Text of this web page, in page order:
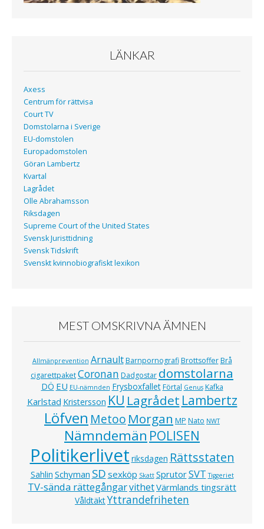
LÄNKAR
Axess
Centrum för rättvisa
Court TV
Domstolarna i Sverige
EU-domstolen
Europadomstolen
Göran Lambertz
Kvartal
Lagrådet
Olle Abrahamsson
Riksdagen
Supreme Court of the United States
Svensk Juristtidning
Svensk Tidskrift
Svenskt kvinnobiografiskt lexikon
MEST OMSKRIVNA ÄMNEN
Allmänprevention Arnault Barnpornografi Brottsoffer Brå
cigarettpaketCoronan Dadgostar domstolarna
DÖ EU EU-nämnden Frysboxfallet Förtal Genus Kafka
Karlstad Kristersson KU Lagrådet Lambertz
Löfven Metoo Morgan MP Nato NWT
Nämndemän POLISEN
Politikerlivet riksdagen Rättsstaten
Sahlin Schyman SD sexköp Skatt SprutorSVT Tiggeriet
TV-sända rättegångarvithetVärmlands tingsrätt
VåldtäktYttrandefriheten